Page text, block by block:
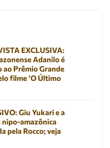
EXCLUSIVA:
Adanilo é
ao Prêmio Grande
filme ‘O Último
Giu Yukari e a
nipo-amazônica
pela Rocco; veja